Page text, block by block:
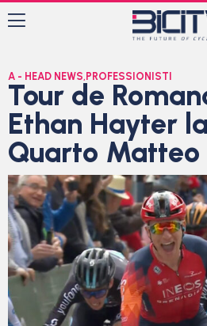
A - HEAD NEWS, PROFESSIONISTI
Tour de
Ethan Hayter
Quarto Matteo